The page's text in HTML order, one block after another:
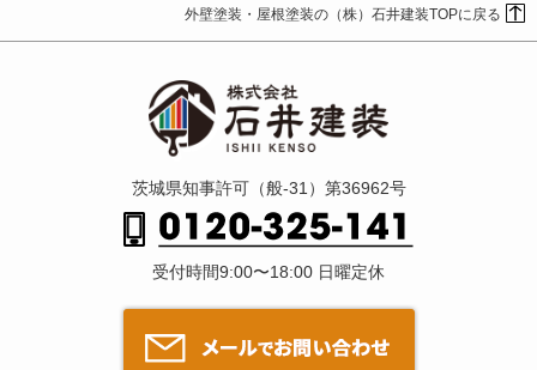
外壁塗装・屋根塗装の（株）石井建装TOPに戻る
茨城県知事許可（般-31）第36962号
受付時間9:00〜18:00 日曜定休